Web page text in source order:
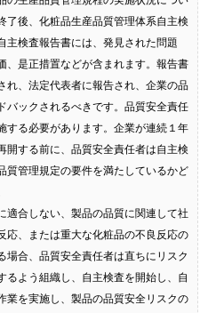
了後、化粧品生産品質管理体系自主検
主検査報告書には、発見された問題
、是正措置などが含まれます。報告書
れ、法定代表者に報告され、企業の品
バックされるべきです。品質安全責任
する必要があります。企業が連続１年
開する前に、品質安全責任者は自主検
質管理規定の要件を満たしているかど
適合しない、製品の品質に関連して社
応、または重大な化粧品の不良反応の
場合、品質安全責任者は直ちにリスク
るよう組織し、自主検査を開始し、自
業を実施し、製品の品質安全リスクの